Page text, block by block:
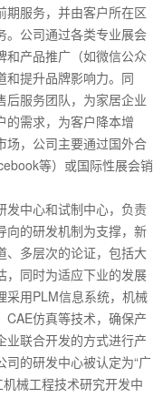
期服务，并由客户所在区
。公司通过各类专业展会
和产品推广（如微信公众
和提升品牌影响力。同
后服务团队，为家居企业
的需求，为客户降本增
场，公司主要通过国外合
等）或国际性展会销
中心和试制中心，负责
向的研发机制为支撑，新
、多层次的论证，包括大
，同时为适应下业的发展
采用PLM信息系统，机械
CAE仿真等技术，确保产
业联合开发的方式进行产
的研发中心被认定为“广
械工程技术研究开发中